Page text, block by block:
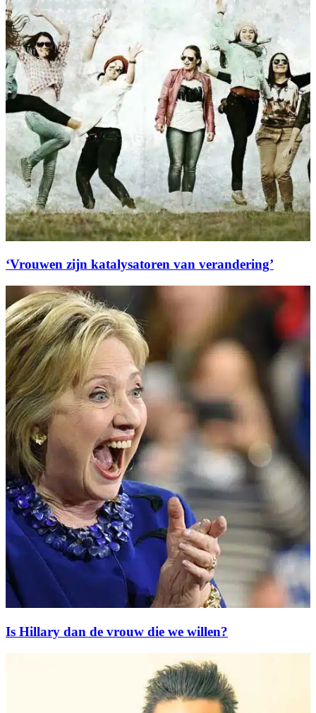
‘Vrouwen zijn katalysatoren van verandering’
Is Hillary dan de vrouw die we willen?